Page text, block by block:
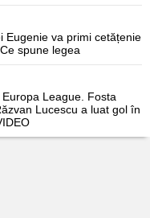
Eugenie va primi cetățenie
spune legea
League. Fosta
Lucescu a luat gol în